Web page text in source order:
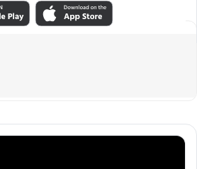
ADVERTISEMENT